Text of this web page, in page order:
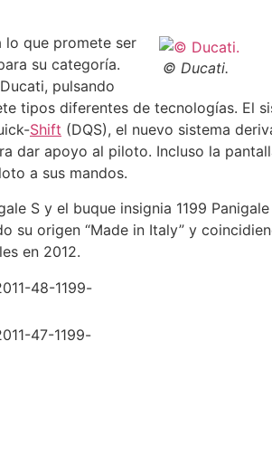
© Ducati.
que promete ser
su categoría.
pulsando
tipos diferentes de tecnologías. El
Shift (DQS), el nuevo sistema
dar apoyo al piloto. Incluso la
a sus mandos.
S y el buque insignia 1199
su origen “Made in Italy” y
en 2012.